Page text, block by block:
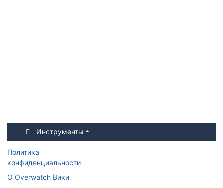
Инструменты
Политика
конфиденциальности
О Overwatch Вики